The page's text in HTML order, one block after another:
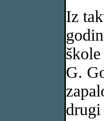
Iz
G.
drugi